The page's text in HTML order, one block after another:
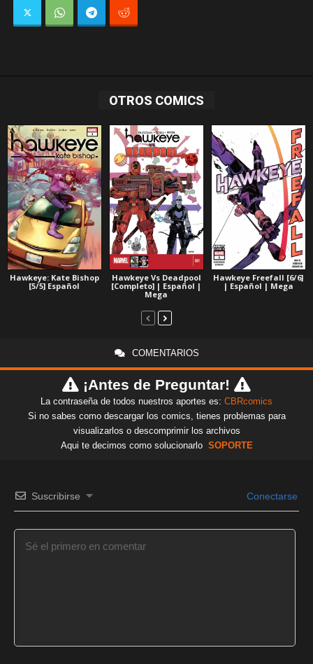
OTROS COMICS
Hawkeye: Kate Bishop
[5/5] Español
Hawkeye Vs Deadpool
[Completo] | Español |
Mega
Hawkeye Freefall [6/6]
| Español | Mega
COMENTARIOS
¡Antes de Preguntar!
La contraseña de todos nuestros aportes es: CBRcomics
Si no sabes como descargar los comics, tienes problemas para
visualizarlos o descomprimir los archivos
Aqui te decimos como solucionarlo SOPORTE
Suscribirse Conectarse